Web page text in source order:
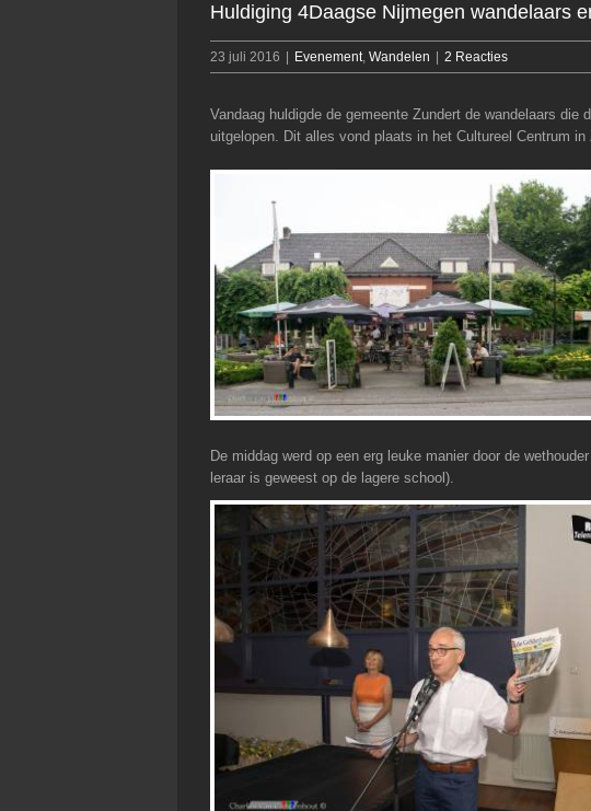
Huldiging 4Daagse Nijmegen wandelaars
23 juli 2016 Evenement, Wandelen 2 Reacties
Vandaag huldigde de gemeente Zundert de wandelaars
uitgelopen. Dit alles vond plaats in het Cultureel Centrum in
De middag werd op een erg leuke manier door de
leraar is geweest op de lagere school).